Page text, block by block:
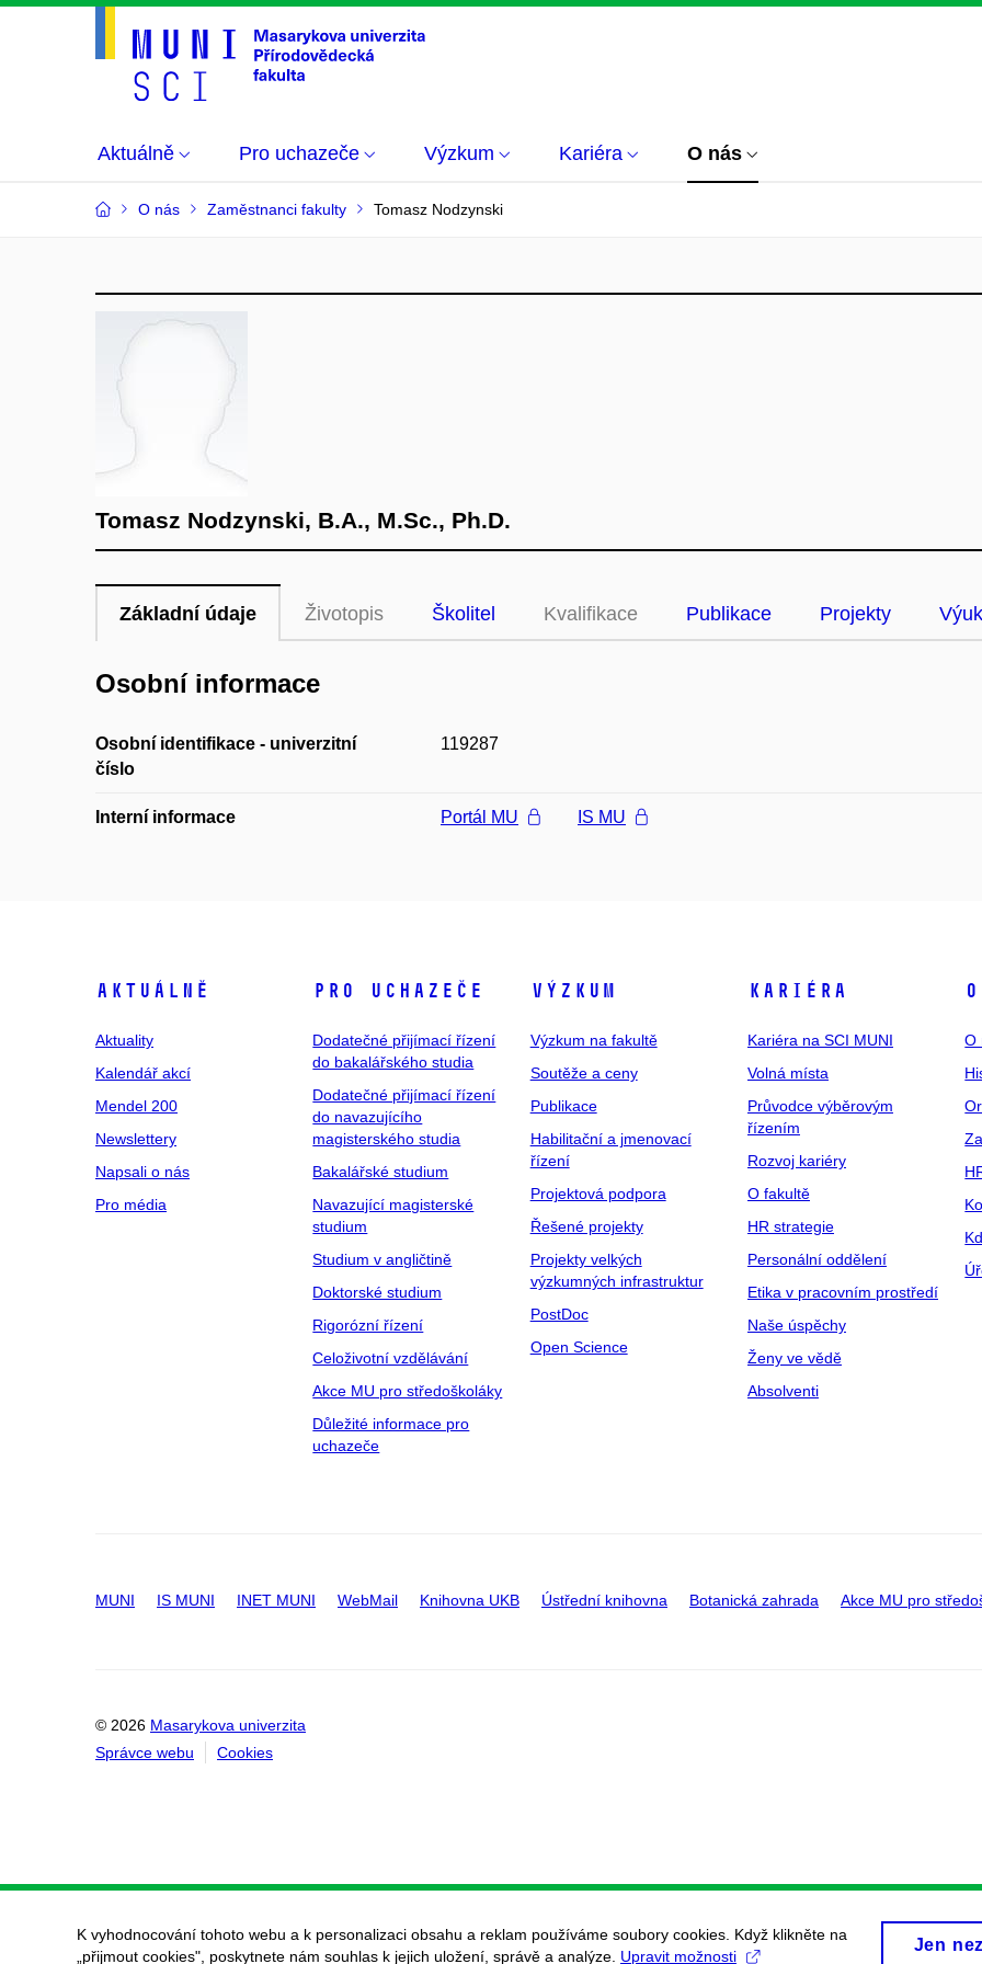
Aktuálně Pro uchazeče Výzkum Kariéra O nás
O nás Zaměstnanci fakulty Tomasz Nodzynski
Tomasz Nodzynski, B.A., M.Sc., Ph.D.
Základní údaje Životopis Školitel Kvalifikace Publikace Projekty
Osobní informace
Osobní identifikace - univerzitní
číslo
119287
Interní informace Portál MU IS MU
Aktuálně
Aktuality
Kalendář akcí
Mendel 200
Newslettery
Napsali o nás
Pro média
Pro uchazeče
Dodatečné přijímací řízení
do bakalářského studia
Dodatečné přijímací řízení
do navazujícího
magisterského studia
Bakalářské studium
Navazující magisterské
studium
Studium v angličtině
Doktorské studium
Rigorózní řízení
Celoživotní vzdělávání
Akce MU pro středoškoláky
Důležité informace pro
uchazeče
Výzkum
Výzkum na fakultě
Soutěže a ceny
Publikace
Habilitační a jmenovací
řízení
Projektová podpora
Řešené projekty
Projekty velkých
výzkumných infrastruktur
PostDoc
Open Science
Kariéra
Kariéra na SCI MUNI
Volná místa
Průvodce výběrovým
řízením
Rozvoj kariéry
O fakultě
HR strategie
Personální oddělení
Etika v pracovním prostředí
Naše úspěchy
Ženy ve vědě
Absolventi
O
MUNI IS MUNI INET MUNI WebMail Knihovna UKB Ústřední knihovna Botanická zahrada Akce MU pro
© 2026 Masarykova univerzita
Správce webu
Cookies
K vyhodnocování tohoto webu a k personalizaci obsahu a reklam používáme soubory cookies. Když klikněte na
„přijmout cookies", poskytnete nám souhlas k jejich uložení, správě a analýze. Upravit možnosti
Jen